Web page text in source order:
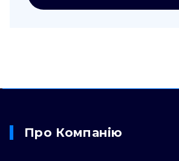
Про Компанію